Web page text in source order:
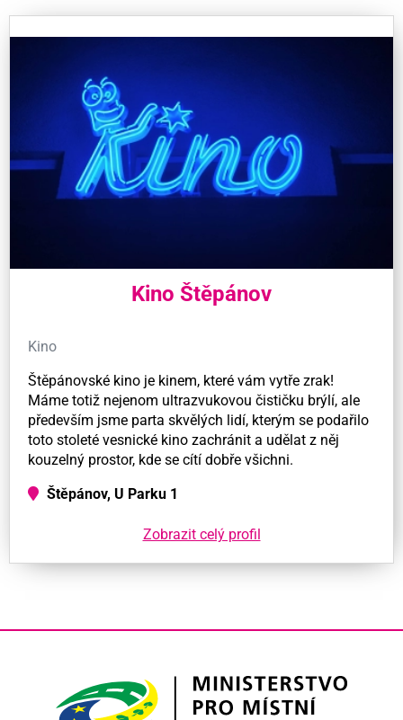
Kino Štěpánov
Kino
Štěpánovské kino je kinem, které vám vytře zrak!
Máme totiž nejenom ultrazvukovou čističku brýlí, ale
především jsme parta skvělých lidí, kterým se podařilo
toto stoleté vesnické kino zachránit a udělat z něj
kouzelný prostor, kde se cítí dobře všichni.
Štěpánov, U Parku 1
Zobrazit celý profil